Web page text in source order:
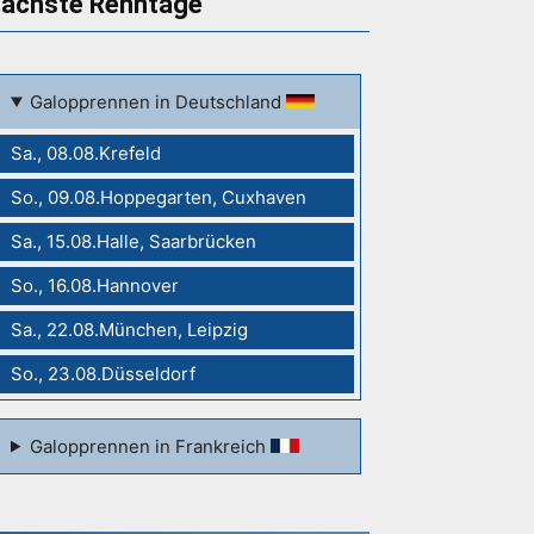
Galopprennen in Deutschland
Sa., 08.08.Krefeld
So., 09.08.Hoppegarten, Cuxhaven
Sa., 15.08.Halle, Saarbrücken
So., 16.08.Hannover
Sa., 22.08.München, Leipzig
So., 23.08.Düsseldorf
Galopprennen in Frankreich